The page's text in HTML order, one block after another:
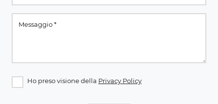
Ho preso visione della Privacy Policy